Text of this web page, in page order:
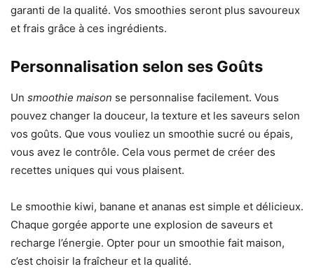
garanti de la qualité. Vos smoothies seront plus savoureux
et frais grâce à ces ingrédients.
Personnalisation selon ses Goûts
Un smoothie maison se personnalise facilement. Vous
pouvez changer la douceur, la texture et les saveurs selon
vos goûts. Que vous vouliez un smoothie sucré ou épais,
vous avez le contrôle. Cela vous permet de créer des
recettes uniques qui vous plaisent.
Le smoothie kiwi, banane et ananas est simple et délicieux.
Chaque gorgée apporte une explosion de saveurs et
recharge l’énergie. Opter pour un smoothie fait maison,
c’est choisir la fraîcheur et la qualité.